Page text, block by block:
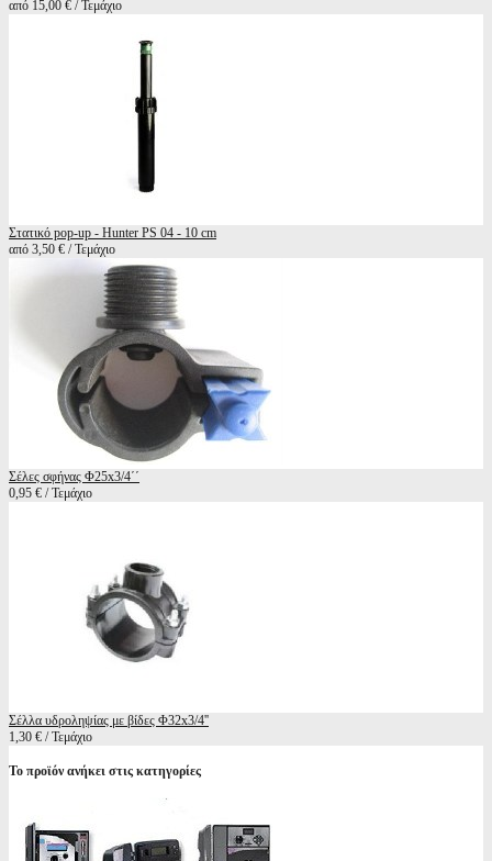
από 15,00 € / Τεμάχιο
Στατικό pop-up - Hunter PS 04 - 10 cm
από 3,50 € / Τεμάχιο
Σέλες σφήνας Φ25x3/4΄΄
0,95 € / Τεμάχιο
Σέλλα υδροληψίας με βίδες Φ32x3/4''
1,30 € / Τεμάχιο
Το προϊόν ανήκει στις κατηγορίες